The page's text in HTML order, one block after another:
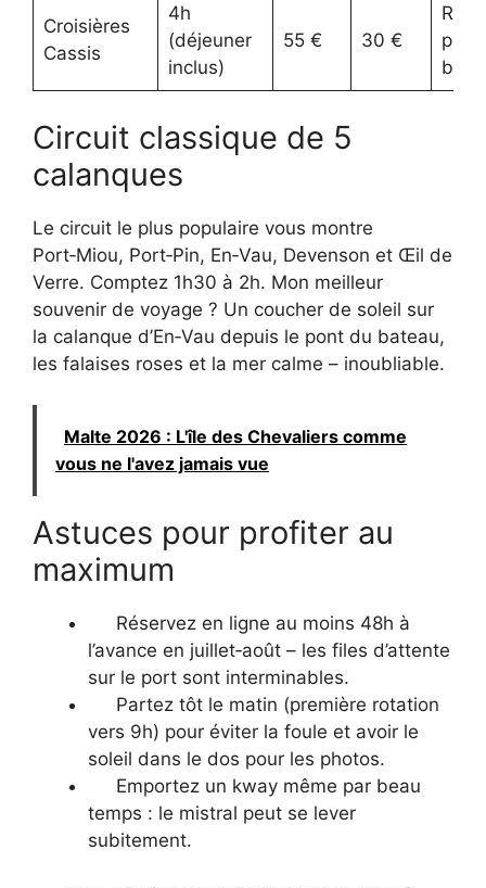
Croisières
Cassis
4h
(déjeuner
inclus)
55 € 30 €
bord
Circuit classique de 5
calanques
Le circuit le plus populaire vous montre
Port‑Miou, Port‑Pin, En‑Vau, Devenson et Œil de
Verre. Comptez 1h30 à 2h. Mon meilleur
souvenir de voyage ? Un coucher de soleil sur
la calanque d’En‑Vau depuis le pont du bateau,
les falaises roses et la mer calme – inoubliable.
Malte 2026 : L'île des Chevaliers comme
vous ne l'avez jamais vue
Astuces pour profiter au
maximum
Réservez en ligne au moins 48h à
l’avance en juillet‑août – les files d’attente
sur le port sont interminables.
Partez tôt le matin (première rotation
vers 9h) pour éviter la foule et avoir le
soleil dans le dos pour les photos.
Emportez un kway même par beau
temps : le mistral peut se lever
subitement.